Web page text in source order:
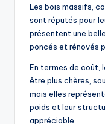
Les bois massifs,
sont réputés pour
présentent une
poncés et rénovés
En termes de coût,
être plus chères,
mais elles
poids et leur
appréciable.